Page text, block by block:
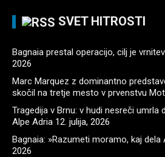
SVET HITROSTI
Bagnaia prestal operacijo, cilj je
2026
Marc Marquez z dominantno
skočil na tretje mesto v prvenstvu
Tragedija v Brnu: v hudi nesreči umrla
Alpe Adria 12. julija, 2026
Bagnaia: »Razumeti moramo, kaj dela
2026